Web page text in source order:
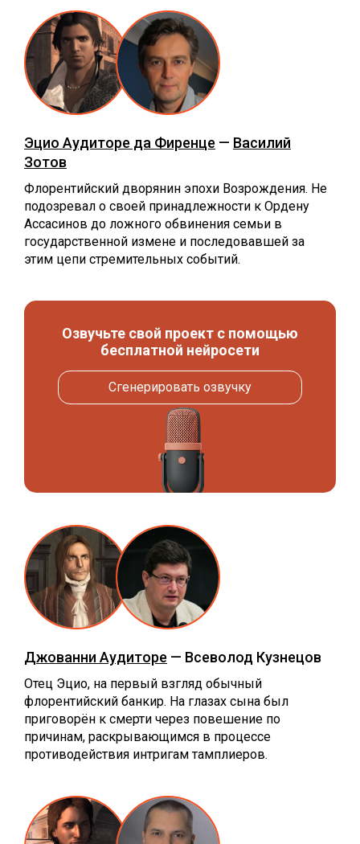
Эцио Аудиторе да Фиренце — Василий
Зотов
Флорентийский дворянин эпохи Возрождения. Не
подозревал о своей принадлежности к Ордену
Ассасинов до ложного обвинения семьи в
государственной измене и последовавшей за
этим цепи стремительных событий.
Озвучьте свой проект с помощью
бесплатной нейросети
Сгенерировать озвучку
Джованни Аудиторе — Всеволод Кузнецов
Отец Эцио, на первый взгляд обычный
флорентийский банкир. На глазах сына был
приговорён к смерти через повешение по
причинам, раскрывающимся в процессе
противодействия интригам тамплиеров.